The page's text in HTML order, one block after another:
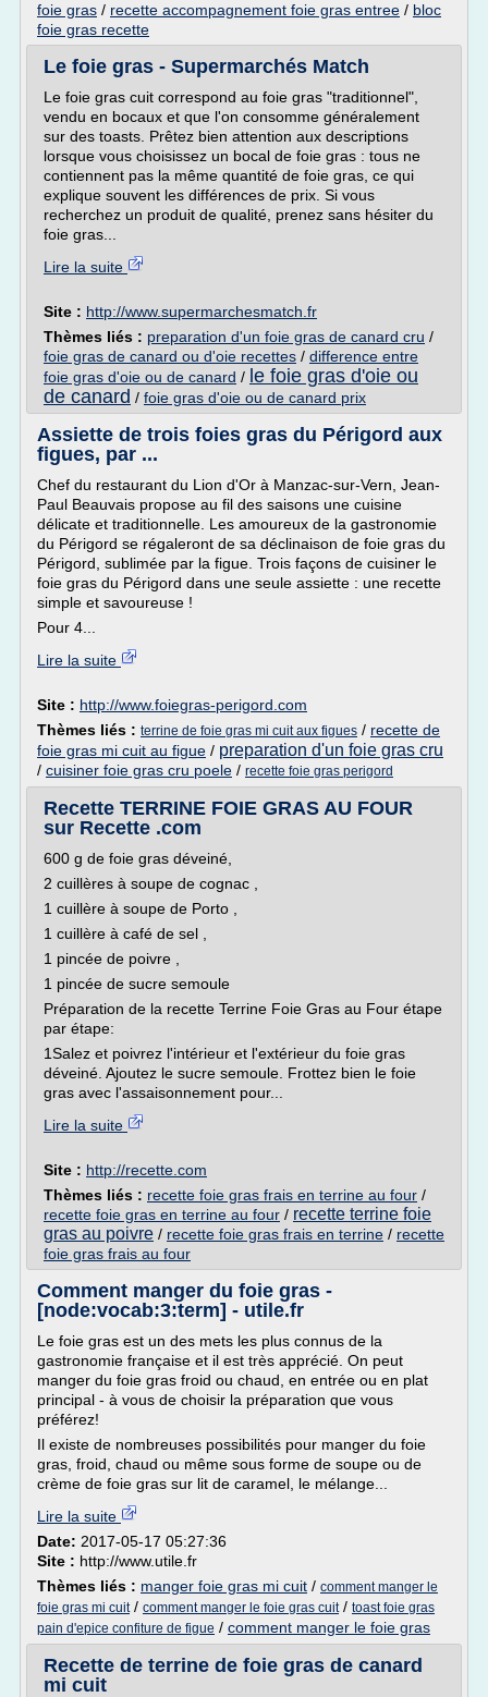
foie gras / recette accompagnement foie gras entree / bloc
foie gras recette
Le foie gras - Supermarchés Match
Le foie gras cuit correspond au foie gras "traditionnel",
vendu en bocaux et que l'on consomme généralement
sur des toasts. Prêtez bien attention aux descriptions
lorsque vous choisissez un bocal de foie gras : tous ne
contiennent pas la même quantité de foie gras, ce qui
explique souvent les différences de prix. Si vous
recherchez un produit de qualité, prenez sans hésiter du
foie gras...
Lire la suite
Site : http://www.supermarchesmatch.fr
Thèmes liés : preparation d'un foie gras de canard cru /
foie gras de canard ou d'oie recettes / difference entre
foie gras d'oie ou de canard / le foie gras d'oie ou
de canard / foie gras d'oie ou de canard prix
Assiette de trois foies gras du Périgord aux
figues, par ...
Chef du restaurant du Lion d'Or à Manzac-sur-Vern, Jean-
Paul Beauvais propose au fil des saisons une cuisine
délicate et traditionnelle. Les amoureux de la gastronomie
du Périgord se régaleront de sa déclinaison de foie gras du
Périgord, sublimée par la figue. Trois façons de cuisiner le
foie gras du Périgord dans une seule assiette : une recette
simple et savoureuse !
Pour 4...
Lire la suite
Site : http://www.foiegras-perigord.com
Thèmes liés : terrine de foie gras mi cuit aux figues / recette de
foie gras mi cuit au figue / preparation d'un foie gras cru
/ cuisiner foie gras cru poele / recette foie gras perigord
Recette TERRINE FOIE GRAS AU FOUR
sur Recette .com
600 g de foie gras déveiné,
2 cuillères à soupe de cognac ,
1 cuillère à soupe de Porto ,
1 cuillère à café de sel ,
1 pincée de poivre ,
1 pincée de sucre semoule
Préparation de la recette Terrine Foie Gras au Four étape
par étape:
1Salez et poivrez l'intérieur et l'extérieur du foie gras
déveiné. Ajoutez le sucre semoule. Frottez bien le foie
gras avec l'assaisonnement pour...
Lire la suite
Site : http://recette.com
Thèmes liés : recette foie gras frais en terrine au four /
recette foie gras en terrine au four / recette terrine foie
gras au poivre / recette foie gras frais en terrine / recette
foie gras frais au four
Comment manger du foie gras -
[node:vocab:3:term] - utile.fr
Le foie gras est un des mets les plus connus de la
gastronomie française et il est très apprécié. On peut
manger du foie gras froid ou chaud, en entrée ou en plat
principal - à vous de choisir la préparation que vous
préférez!
Il existe de nombreuses possibilités pour manger du foie
gras, froid, chaud ou même sous forme de soupe ou de
crème de foie gras sur lit de caramel, le mélange...
Lire la suite
Date: 2017-05-17 05:27:36
Site : http://www.utile.fr
Thèmes liés : manger foie gras mi cuit / comment manger le
foie gras mi cuit/ comment manger le foie gras cuit/ toast foie gras
pain d'epice confiture de figue / comment manger le foie gras
Recette de terrine de foie gras de canard
mi cuit